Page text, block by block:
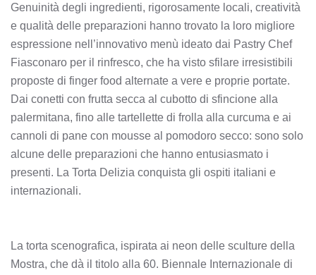
Genuinità degli ingredienti, rigorosamente locali, creatività
e qualità delle preparazioni hanno trovato la loro migliore
espressione nell’innovativo menù ideato dai Pastry Chef
Fiasconaro per il rinfresco, che ha visto sfilare irresistibili
proposte di finger food alternate a vere e proprie portate.
Dai conetti con frutta secca al cubotto di sfincione alla
palermitana, fino alle tartellette di frolla alla curcuma e ai
cannoli di pane con mousse al pomodoro secco: sono solo
alcune delle preparazioni che hanno entusiasmato i
presenti. La Torta Delizia conquista gli ospiti italiani e
internazionali.
La torta scenografica, ispirata ai neon delle sculture della
Mostra, che dà il titolo alla 60. Biennale Internazionale di